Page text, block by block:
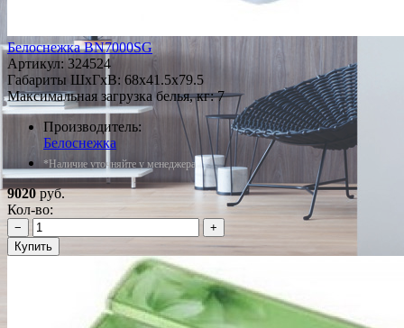
Белоснежка ВN7000SG
Артикул:324524
Габариты ШxГxВ: 68x41.5x79.5
Максимальная загрузка белья, кг: 7
Производитель:
Белоснежка
*Наличие уточняйте у менеджера
9020руб.
Кол-во:
−
+
Купить